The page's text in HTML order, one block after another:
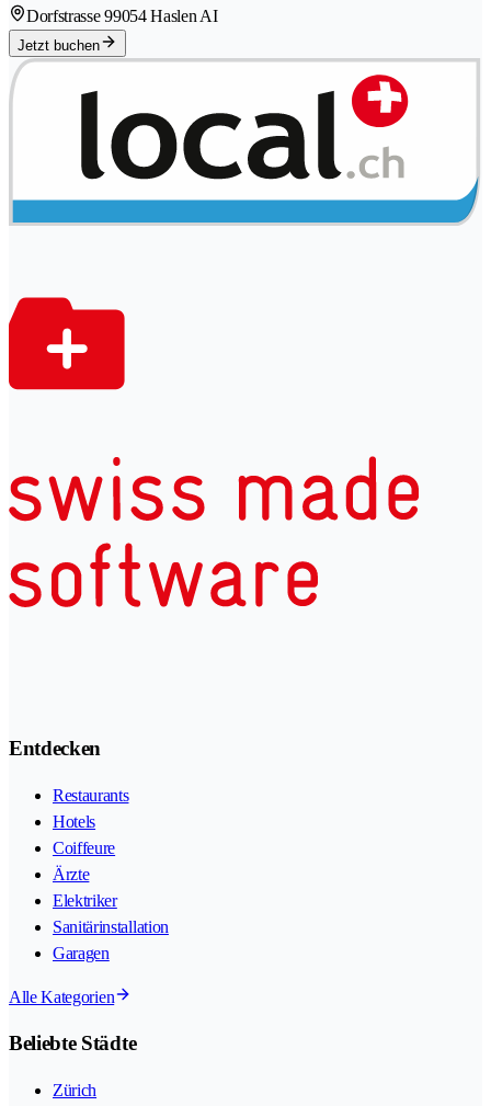
Dorfstrasse 99054 Haslen AI
Jetzt buchen
Entdecken
Restaurants
Hotels
Coiffeure
Ärzte
Elektriker
Sanitärinstallation
Garagen
Alle Kategorien
Beliebte Städte
Zürich